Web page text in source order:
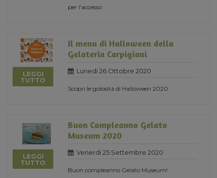
per l'accesso
LEGGI
TUTTO
Il menu di Halloween della
Gelateria Carpigiani
Lunedi 26 Ottobre 2020
Scopri le golosità di Halloween 2020
LEGGI
TUTTO
Buon Compleanno Gelato
Museum 2020
Venerdi 25 Settembre 2020
Buon compleanno Gelato Museum!